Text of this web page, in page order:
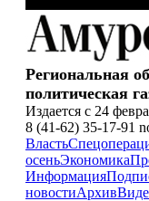
Региональная
политическая
Издается с 24
8 (41-62) 35-17-91
Власть
осеньЭкономика
Информация
новостиАрхив